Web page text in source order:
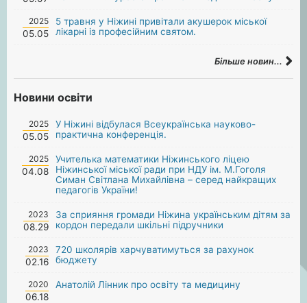
2025
05.05
5 травня у Ніжині привітали акушерок міської
лікарні із професійним святом.
Більше новин...
Новини освіти
2025
05.05
У Ніжині відбулася Всеукраїнська науково-
практична конференція.
2025
04.08
Учителька математики Ніжинського ліцею
Ніжинської міської ради при НДУ ім. М.Гоголя
Симан Світлана Михайлівна – серед найкращих
педагогів України!
2023
08.29
За сприяння громади Ніжина українським дітям за
кордон передали шкільні підручники
2023
02.16
720 школярів харчуватимуться за рахунок
бюджету
2020
06.18
Анатолій Лінник про освіту та медицину